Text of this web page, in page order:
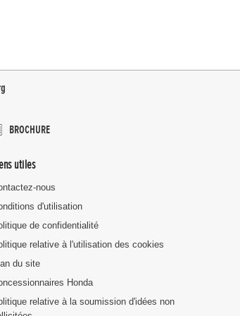
BROCHURE
utiles
nous
d'utilisation
de confidentialité
relative à l'utilisation des cookies
du site
Honda
relative à la soumission d'idées non